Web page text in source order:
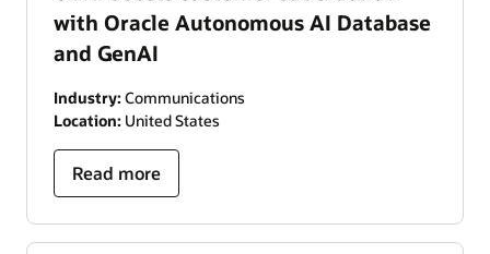
with Oracle Autonomous AI Database
and GenAI
Industry: Communications
Location: United States
Read more